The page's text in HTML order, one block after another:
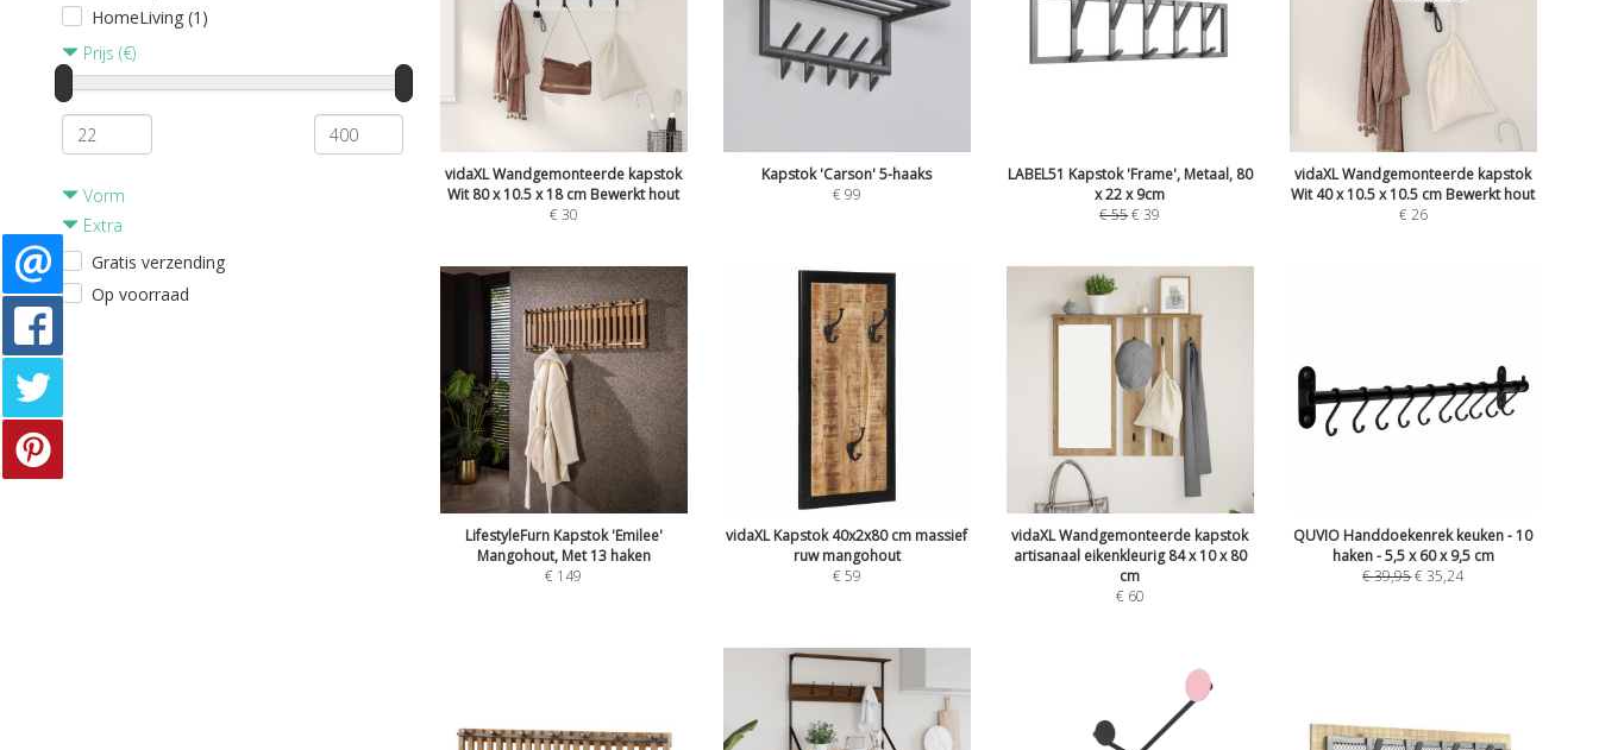
HomeLiving (1)
Prijs (€)
Vorm
Extra
Gratis verzending
Op voorraad
vidaXL Wandgemonteerde kapstok
Wit 80 x 10.5 x 18 cm Bewerkt hout
€30
Kapstok 'Carson' 5-haaks
€99
LABEL51 Kapstok 'Frame', Metaal, 80
x 22 x 9cm
€55€39
vidaXL Wandgemonteerde kapstok
Wit 40 x 10.5 x 10.5 cm Bewerkt hout
€26
LifestyleFurn Kapstok 'Emilee'
Mangohout, Met 13 haken
€ 149
vidaXL Kapstok 40x2x80 cm massief
ruw mangohout
€59
vidaXL Wandgemonteerde kapstok
artisanaal eikenkleurig 84 x 10 x 80
cm
€ 60
QUVIO Handdoekenrek keuken - 10
haken - 5,5 x 60 x 9,5 cm
€39,95€35,24